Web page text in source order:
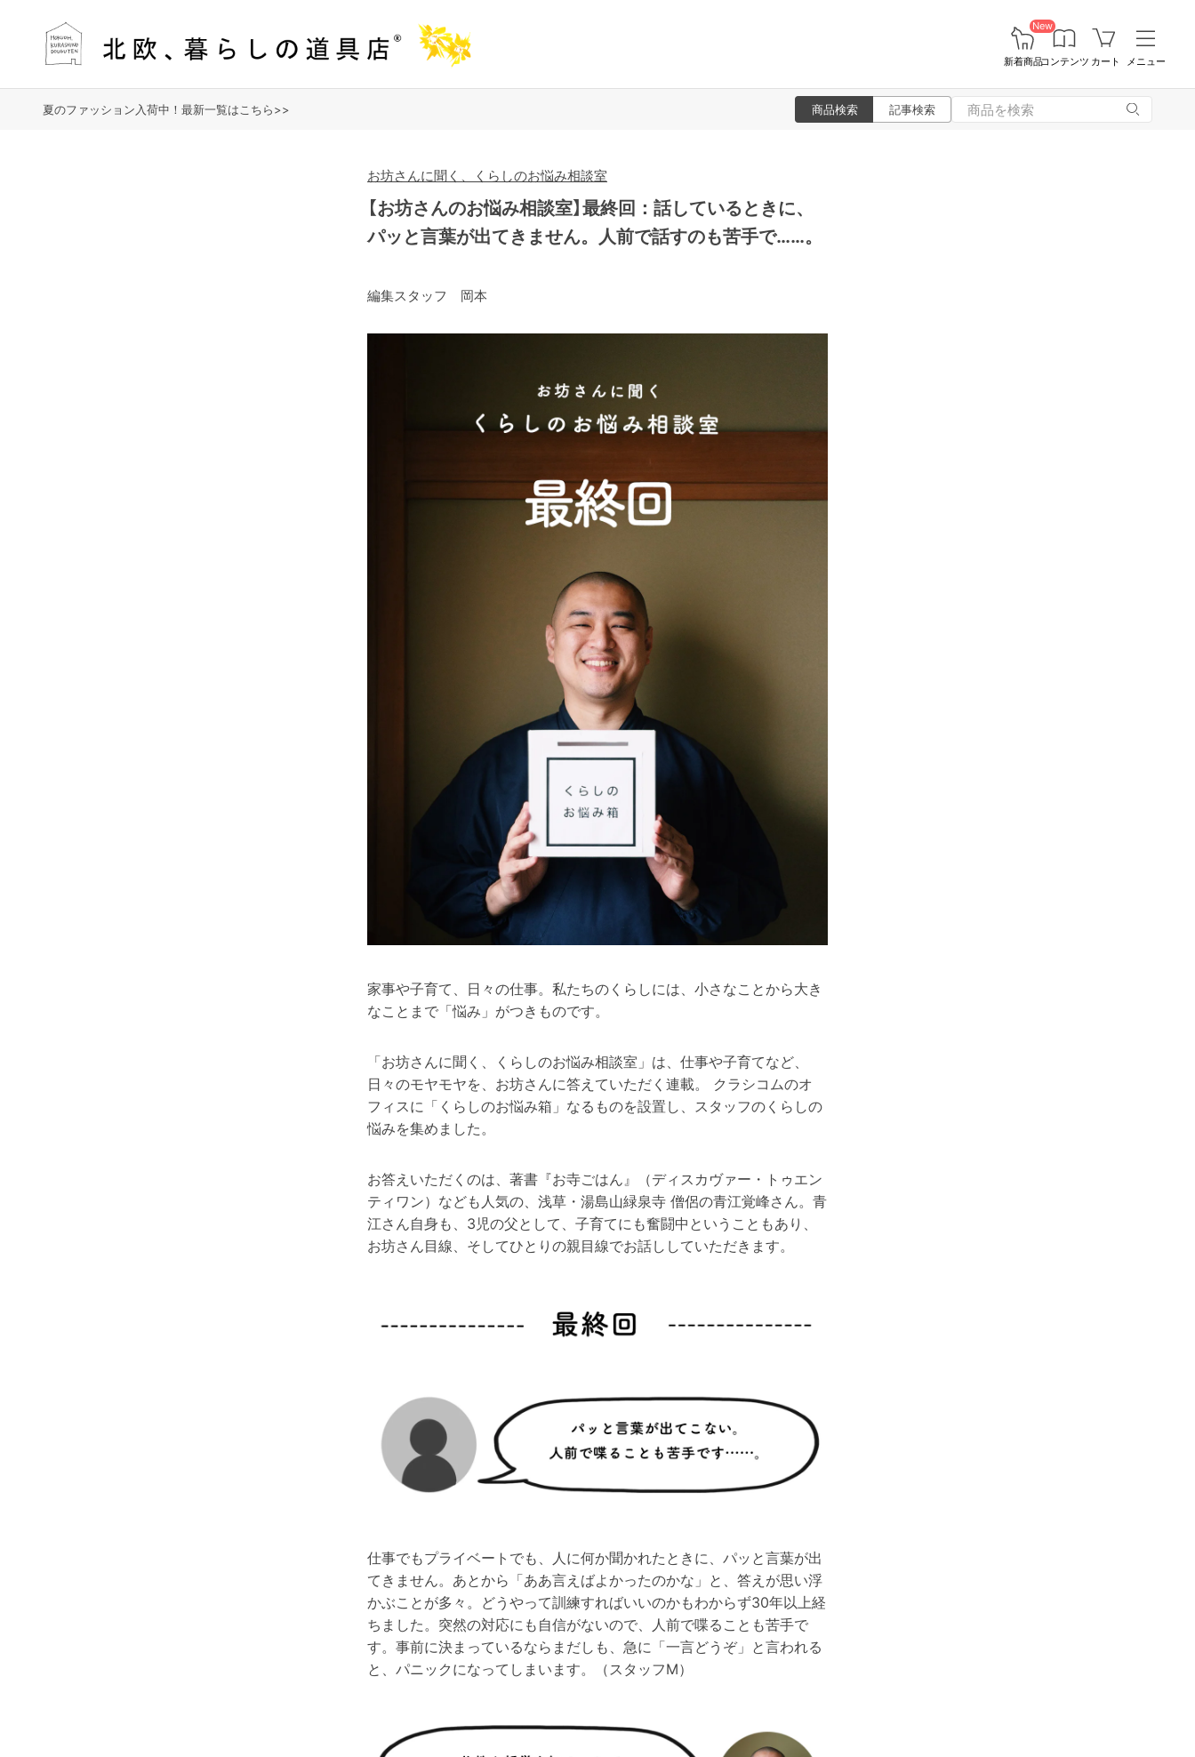
New
新着商品コンテンツ カート メニュー
夏のファッション入荷中！最新一覧はこちら>> 商品検索 記事検索
お坊さんに聞く、くらしのお悩み相談室
【お坊さんのお悩み相談室】最終回：話しているときに、
パッと言葉が出てきません。人前で話すのも苦手で……。
編集スタッフ 岡本
家事や子育て、日々の仕事。私たちのくらしには、小さなことから大き
なことまで「悩み」がつきものです。
「お坊さんに聞く、くらしのお悩み相談室」は、仕事や子育てなど、
日々のモヤモヤを、お坊さんに答えていただく連載。 クラシコムのオ
フィスに「くらしのお悩み箱」なるものを設置し、スタッフのくらしの
悩みを集めました。
お答えいただくのは、著書『お寺ごはん』（ディスカヴァー・トゥエン
ティワン）なども人気の、浅草・湯島山緑泉寺 僧侶の青江覚峰さん。青
江さん自身も、3児の父として、子育てにも奮闘中ということもあり、
お坊さん目線、そしてひとりの親目線でお話ししていただきます。
仕事でもプライベートでも、人に何か聞かれたときに、パッと言葉が出
てきません。あとから「ああ言えばよかったのかな」と、答えが思い浮
かぶことが多々。どうやって訓練すればいいのかもわからず30年以上経
ちました。突然の対応にも自信がないので、人前で喋ることも苦手で
す。事前に決まっているならまだしも、急に「一言どうぞ」と言われる
と、パニックになってしまいます。（スタッフM）